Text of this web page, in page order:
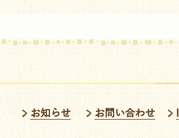
お知らせ お問い合わせ